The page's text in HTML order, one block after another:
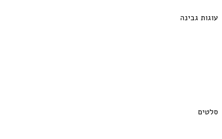
עוגות גבינה
סלטים